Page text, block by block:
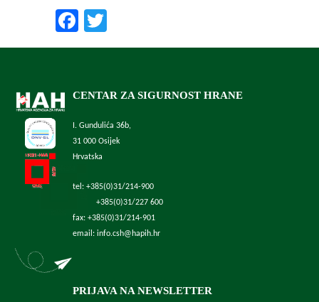
Facebook
CENTAR ZA SIGURNOST HRANE
I. Gundulića 36b,
31 000 Osijek
Hrvatska
tel: +385(0)31/214-900
+385(0)31/227 600
fax: +385(0)31/214-901
email: info.csh@hapih.hr
PRIJAVA NA NEWSLETTER